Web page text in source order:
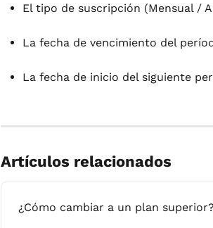
El tipo de suscripción (Mensual /
La fecha de vencimiento del
La fecha de inicio del siguiente
Artículos relacionados
¿Cómo cambiar a un plan superior?